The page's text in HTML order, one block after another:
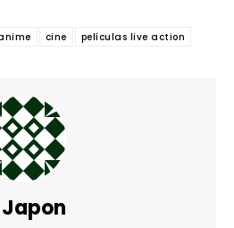
cine películas live action
Japon